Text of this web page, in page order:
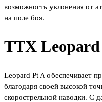
возможность уклонения от
на поле боя.
ТТХ
Leopard Pt A обеспечивает
благодаря своей высокой
скорострельной наводки. С